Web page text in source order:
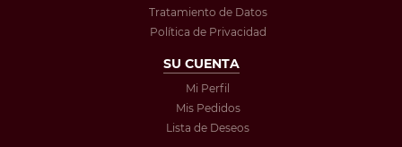
Tratamiento de Datos
Política de Privacidad
SU CUENTA
Mi Perfil
Mis Pedidos
Lista de Deseos